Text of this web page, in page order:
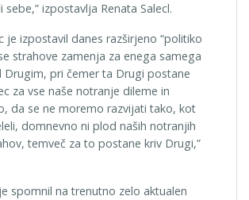
izpostavlja Renata Salecl.
je izpostavil danes razširjeno “politiko
strahove zamenja za enega samega
Drugim, pri čemer ta Drugi postane
za vse naše notranje dileme in
da se ne moremo razvijati tako, kot
domnevno ni plod naših notranjih
temveč za to postane kriv Drugi,”
spomnil na trenutno zelo aktualen